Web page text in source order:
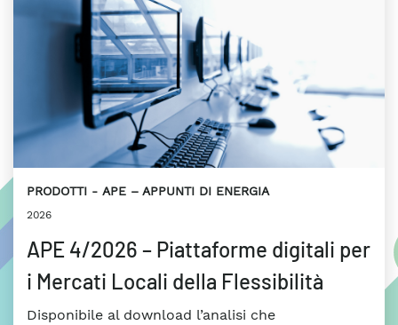
PRODOTTI APE – APPUNTI DI ENERGIA
2026
APE 4/2026 – Piattaforme digitali per
i Mercati Locali della Flessibilità
Disponibile al download l’analisi che